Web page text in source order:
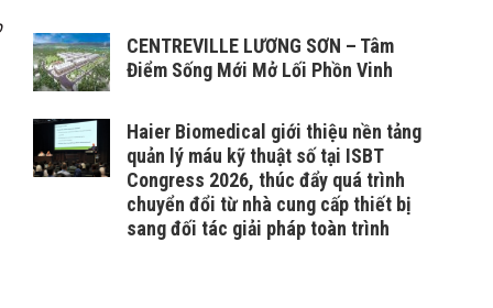
CENTREVILLE LƯƠNG SƠN – Tâm
Điểm Sống Mới Mở Lối Phồn Vinh
Haier Biomedical giới thiệu nền tảng
quản lý máu kỹ thuật số tại ISBT
Congress 2026, thúc đẩy quá trình
chuyển đổi từ nhà cung cấp thiết bị
sang đối tác giải pháp toàn trình